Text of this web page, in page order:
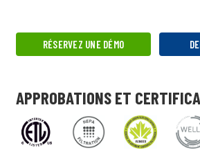
RÉSERVEZ UNE DÉMO
APPROBATIONS ET